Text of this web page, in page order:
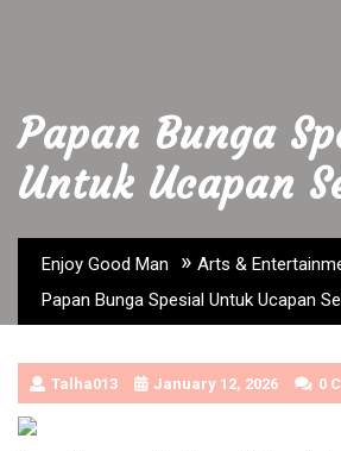
Papan Bunga
Untuk Ucapan
Enjoy Good Man » Arts &
Papan Bunga Spesial Untuk Ucapan
Talha013 January 12, 2026 0